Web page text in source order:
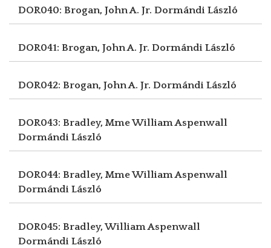
DOR040: Brogan, John A. Jr. Dormándi László
DOR041: Brogan, John A. Jr. Dormándi László
DOR042: Brogan, John A. Jr. Dormándi László
DOR043: Bradley, Mme William Aspenwall
Dormándi László
DOR044: Bradley, Mme William Aspenwall
Dormándi László
DOR045: Bradley, William Aspenwall
Dormándi László